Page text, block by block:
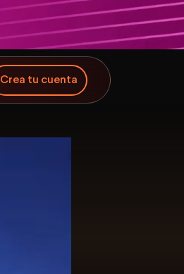
Crea tu cuenta